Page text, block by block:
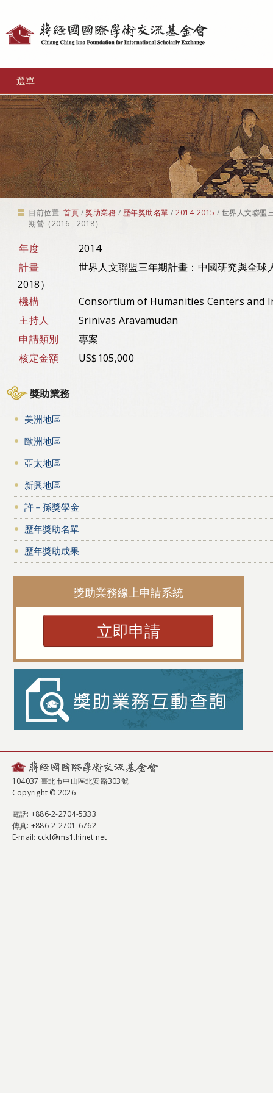
選單
目前位置: 首頁 /獎助業務 / 歷年獎助名單 /2014-2015 / 世界人文聯盟
期營（2016 - 2018）
年度
2014
計畫
世界人文聯盟三年期計畫：中國研究與全球
2018）
機構
Consortium of Humanities Centers and
主持人
Srinivas Aravamudan
申請類別
專案
核定金額
US$105,000
獎助業務
美洲地區
歐洲地區
亞太地區
新興地區
許－孫獎學金
歷年獎助名單
歷年獎助成果
獎助業務線上申請系統
立即申請
104037 臺北市中山區北安路303號
Copyright © 2026
電話: +886-2-2704-5333
傳真: +886-2-2701-6762
E-mail: cckf@ms1.hinet.net